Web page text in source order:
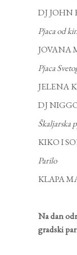
DJ JOHN
Pjaca od
JOVANA
Pjaca
JELENA
DJ
Škaljarska
KIKO I
Parilo
KLAPA
Na dan
gradski